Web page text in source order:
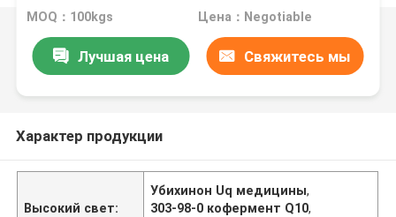
MOQ：100kgs Цена：Negotiable
Лучшая цена Свяжитесь мы
Характер продукции
Высокий свет:
Убихинон Uq медицины,
303-98-0 кофермент Q10,